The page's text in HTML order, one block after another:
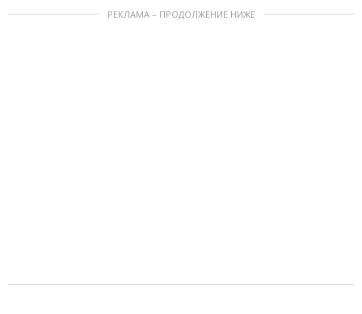
РЕКЛАМА – ПРОДОЛЖЕНИЕ НИЖЕ